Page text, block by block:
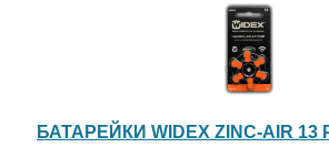
БАТАРЕЙКИ WIDEX ZINC-AIR 13